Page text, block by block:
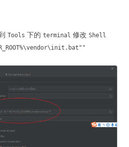
Tools 下的 terminal 修改 Shell